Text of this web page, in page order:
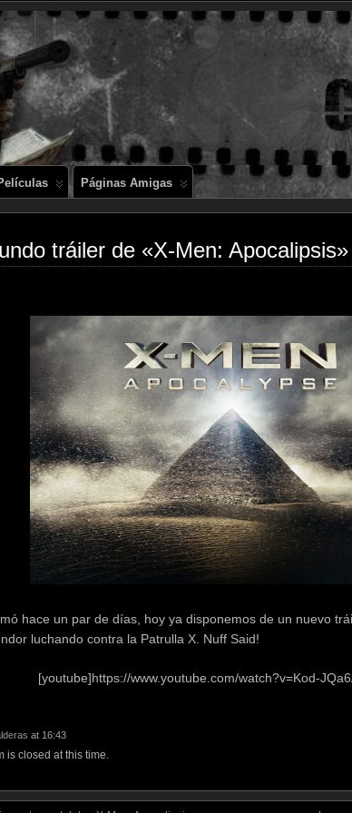
Páginas Amigas
tráiler de «X-Men: Apocalipsis»
hace un par de días, hoy ya disponemos de un nuevo
luchando contra la Patrulla X. Nuff Said!
[youtube]https://www.youtube.com/watch?v=Kod-
at 16:43
is closed at this time.